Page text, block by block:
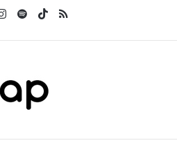
Instagram
SpotifyTikTok